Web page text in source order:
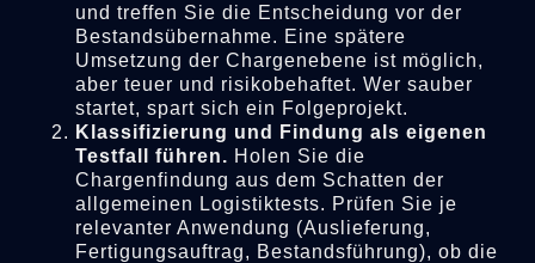
und treffen Sie die Entscheidung vor der
Bestandsübernahme. Eine spätere
Umsetzung der Chargenebene ist möglich,
aber teuer und risikobehaftet. Wer sauber
startet, spart sich ein Folgeprojekt.
Klassifizierung und Findung als eigenen
Testfall führen. Holen Sie die
Chargenfindung aus dem Schatten der
allgemeinen Logistiktests. Prüfen Sie je
relevanter Anwendung (Auslieferung,
Fertigungsauftrag, Bestandsführung), ob die